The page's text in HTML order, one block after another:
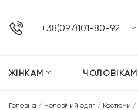
+38(097)101-80-92
ЖІНКАМ ЧОЛОВІКАМ
Головна / Чоловічий одяг / Костюми /